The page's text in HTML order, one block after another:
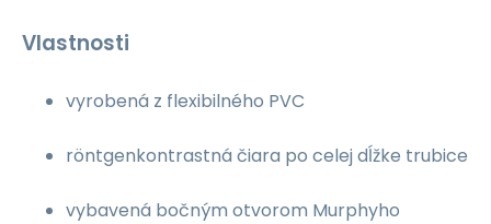
Vlastnosti
vyrobená z flexibilného PVC
röntgenkontrastná čiara po celej dĺžke trubice
vybavená bočným otvorom Murphyho